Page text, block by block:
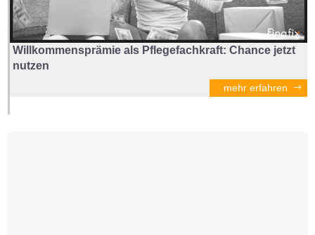
Willkommensprämie als Pflegefachkraft: Chance jetzt
nutzen
mehr erfahren